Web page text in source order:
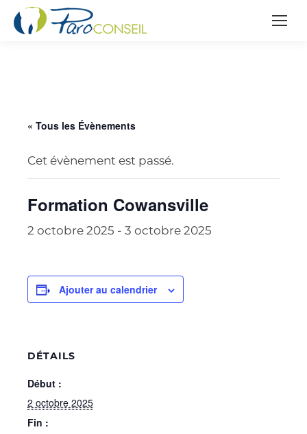
« Tous les Évènements
Cet évènement est passé.
Formation Cowansville
2 octobre 2025 - 3 octobre 2025
Ajouter au calendrier
DÉTAILS
Début :
2 octobre 2025
Fin :